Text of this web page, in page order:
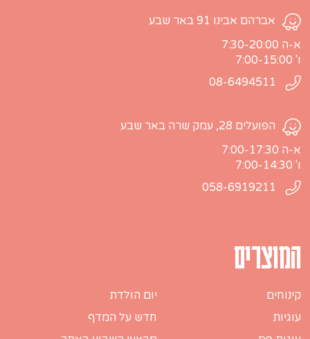
אברהם אבינו 91 באר שבע
א-ה 7:30-20:00
ו' 7:00-15:00
הפועלים 28, עמק שרה באר שבע
א-ה 7:00-17:30
ו' 7:00-14:30
המוצרים
קינוחים
עוגיות
יום הולדת
חדש על המדף